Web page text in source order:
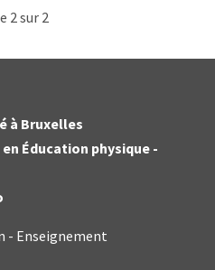
2 sur 2
à Bruxelles
Éducation physique -
- Enseignement